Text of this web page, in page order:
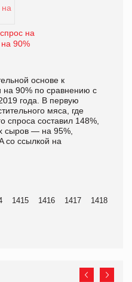
на
90%
основе к
90% по сравнению с
года. В первую
мяса, где
спроса составил 148%,
сыров — на 95%,
со ссылкой на
1415 1416 1417
1418